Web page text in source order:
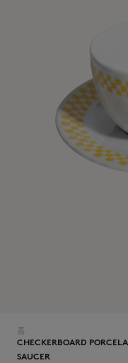
홈
CHECKERBOARD
SAUCER